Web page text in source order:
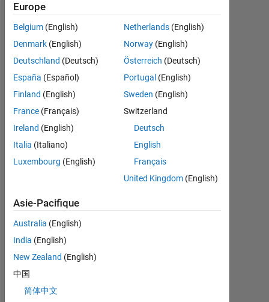
Recommandations
Please
login
to
this
person
in
skill
Europe
Belgium (English)
Denmark (English)
Deutschland (Deutsch)
España (Español)
Finland (English)
France (Français)
Ireland (English)
Italia (Italiano)
Luxembourg (English)
Netherlands(English)
Norway(English)
Österreich (Deutsch)
Portugal (English)
Sweden (English)
Switzerland
Deutsch
English
Français
United Kingdom(English)
Asie-Pacifique
Australia (English)
India (English)
New Zealand (English)
中国
简体中文